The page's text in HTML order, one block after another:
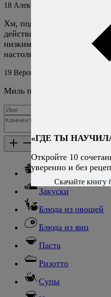
18 Алексей Онегин
Хм, поделитесь, а что
действительности в
низким содержанием
настолько, чтобы вызвать
19 Вероника
Миль пардон, была
Салаты
Закуски
Блюда из овощей
Блюда из яиц
Паста
Ризотто
Супы
«ГДЕ ТЫ
Откройте 10
уверенно и без
Скачайте книгу